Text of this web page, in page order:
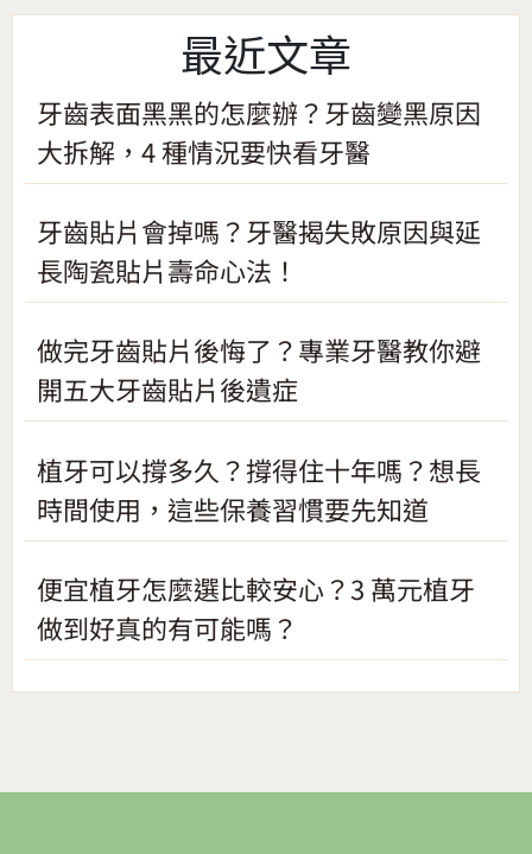
最近文章
牙齒表面黑黑的怎麼辦？牙齒變黑原因
大拆解，4 種情況要快看牙醫
牙齒貼片會掉嗎？牙醫揭失敗原因與延
長陶瓷貼片壽命心法！
做完牙齒貼片後悔了？專業牙醫教你避
開五大牙齒貼片後遺症
植牙可以撐多久？撐得住十年嗎？想長
時間使用，這些保養習慣要先知道
便宜植牙怎麼選比較安心？3 萬元植牙
做到好真的有可能嗎？